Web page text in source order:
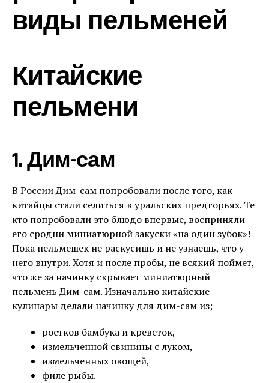
виды пельменей
Китайские
пельмени
1. Дим-сам
В России Дим-сам попробовали после того, как
китайцы стали селиться в уральских предгорьях. Те
кто попробовали это блюдо впервые, восприняли
его сродни миниатюрной закуски «на один зубок»!
Пока пельмешек не раскусишь и не узнаешь, что у
него внутри. Хотя и после пробы, не всякий поймет,
что же за начинку скрывает миниатюрный
пельмень Дим-сам. Изначально китайские
кулинары делали начинку для дим-сам из;
ростков бамбука и креветок,
измельченной свинины с луком,
измельченных овощей,
филе рыбы.